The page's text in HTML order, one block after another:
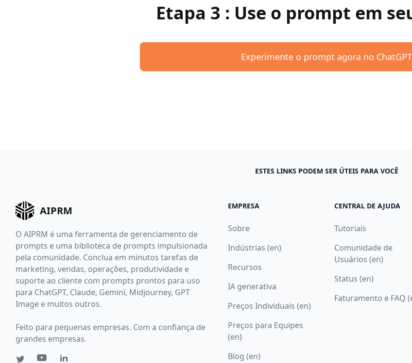
Etapa 3 : Use o prompt em
Experimente o prompt agora no ChatGPT
ESTES LINKS PODEM SER ÚTEIS PARA VOCÊ
AIPRM
O AIPRM é uma ferramenta de gerenciamento de
prompts e uma biblioteca de prompts impulsionada
pela comunidade. Conclua em minutos tarefas de
marketing, vendas, operações, produtividade e
suporte ao cliente com prompts prontos para uso
para ChatGPT, Claude, Gemini, Midjourney, GPT
Image e muitos outros.
Feito para pequenas empresas. Com a confiança de
grandes empresas.
EMPRESA
Sobre
Indústrias (en)
Recursos
IA generativa
Preços Individuais (en)
Preços para Equipes
(en)
Blog (en)
CENTRAL DE AJUDA
Tutoriais
Comunidade de
Usuários (en)
Status (en)
Faturamento e FAQ